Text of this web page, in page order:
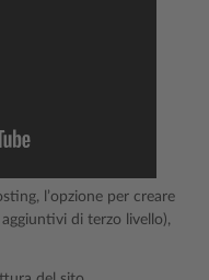
l’opzione per creare
di terzo livello),